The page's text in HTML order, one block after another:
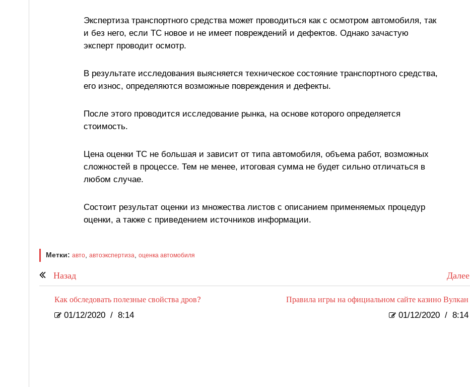
Экспертиза транспортного средства может проводиться как с осмотром автомобиля, так
и без него, если ТС новое и не имеет повреждений и дефектов. Однако зачастую
эксперт проводит осмотр.
В результате исследования выясняется техническое состояние транспортного средства,
его износ, определяются возможные повреждения и дефекты.
После этого проводится исследование рынка, на основе которого определяется
стоимость.
Цена оценки ТС не большая и зависит от типа автомобиля, объема работ, возможных
сложностей в процессе. Тем не менее, итоговая сумма не будет сильно отличаться в
любом случае.
Состоит результат оценки из множества листов с описанием применяемых процедур
оценки, а также с приведением источников информации.
Метки: авто, автоэкспертиза, оценка автомобиля
Назад Далее
Как обследовать полезные свойства дров?
01/12/2020 / 8:14
Правила игры на официальном сайте казино Вулкан
01/12/2020 / 8:14